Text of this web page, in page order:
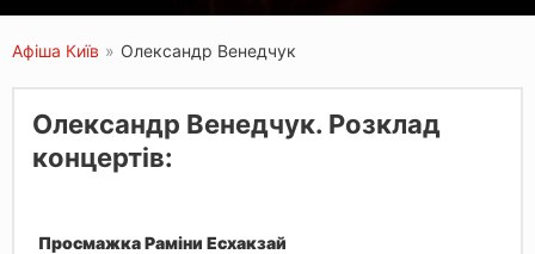
Афіша Київ » Олександр Венедчук
Олександр Венедчук. Розклад
концертів:
Просмажка Раміни Есхакзай